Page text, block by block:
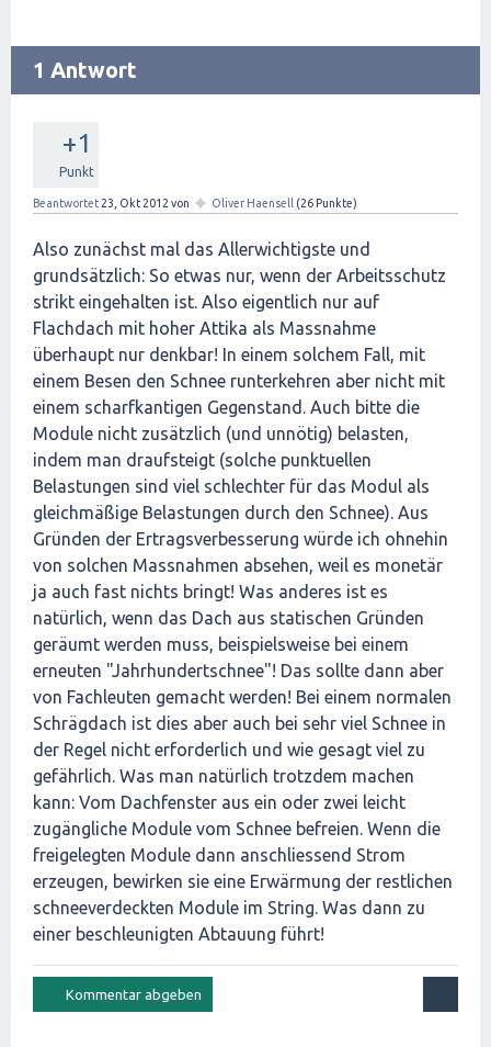
1 Antwort
+1
Punkt
Beantwortet 23, Okt 2012 von ✦ Oliver Haensell (26 Punkte)
Also zunächst mal das Allerwichtigste und
grundsätzlich: So etwas nur, wenn der Arbeitsschutz
strikt eingehalten ist. Also eigentlich nur auf
Flachdach mit hoher Attika als Massnahme
überhaupt nur denkbar! In einem solchem Fall, mit
einem Besen den Schnee runterkehren aber nicht mit
einem scharfkantigen Gegenstand. Auch bitte die
Module nicht zusätzlich (und unnötig) belasten,
indem man draufsteigt (solche punktuellen
Belastungen sind viel schlechter für das Modul als
gleichmäßige Belastungen durch den Schnee). Aus
Gründen der Ertragsverbesserung würde ich ohnehin
von solchen Massnahmen absehen, weil es monetär
ja auch fast nichts bringt! Was anderes ist es
natürlich, wenn das Dach aus statischen Gründen
geräumt werden muss, beispielsweise bei einem
erneuten "Jahrhundertschnee"! Das sollte dann aber
von Fachleuten gemacht werden! Bei einem normalen
Schrägdach ist dies aber auch bei sehr viel Schnee in
der Regel nicht erforderlich und wie gesagt viel zu
gefährlich. Was man natürlich trotzdem machen
kann: Vom Dachfenster aus ein oder zwei leicht
zugängliche Module vom Schnee befreien. Wenn die
freigelegten Module dann anschliessend Strom
erzeugen, bewirken sie eine Erwärmung der restlichen
schneeverdeckten Module im String. Was dann zu
einer beschleunigten Abtauung führt!